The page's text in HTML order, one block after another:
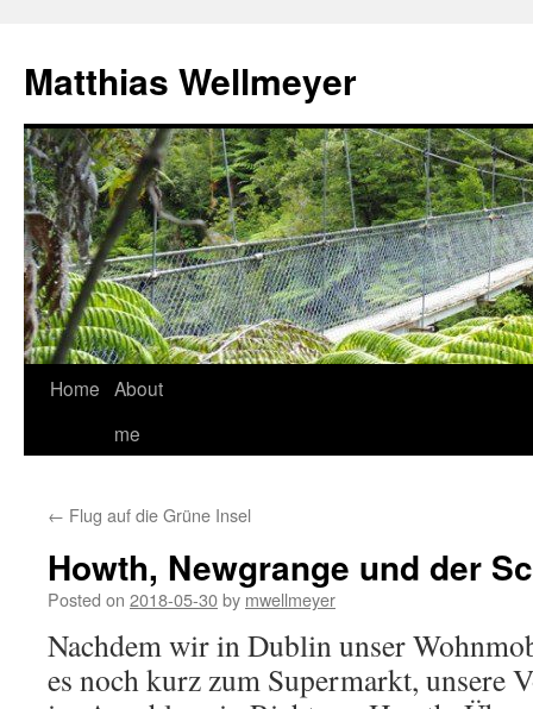
Matthias Wellmeyer
Skip
Home About
me
← Flug auf die Grüne Insel
Howth, Newgrange und der
Posted on 2018-05-30by mwellmeyer
Nachdem wir in Dublin unser
es noch kurz zum Supermarkt, unsere